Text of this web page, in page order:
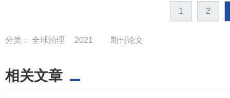
1 2
分类： 全球治理 2021 期刊论文
相关文章